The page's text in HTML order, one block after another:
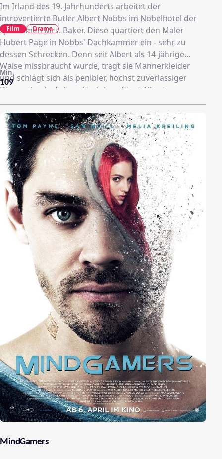
Im Irland des 19. Jahrhunderts arbeitet der
introvertierte Butler Albert Nobbs im Nobelhotel der
sparsamen Mrs. Baker. Diese quartiert den Maler
Hubert Page in Nobbs' Dachkammer ein - sehr zu
dessen Schrecken. Denn seit Albert als 14-jährige
Waise missbraucht wurde, trägt sie Männerkleider
und schlägt sich als penibler, höchst zuverlässiger
Diener durchs Leben. Und dann fliegt Alberts
Schattenexistenz auf - wegen eines Flohs, der sich in
ihr Korsett verirrt hat. Kurz darauf gibt sich auch Page
als Frau zu erkennen.
109
Min.
Film Drama
MindGamers